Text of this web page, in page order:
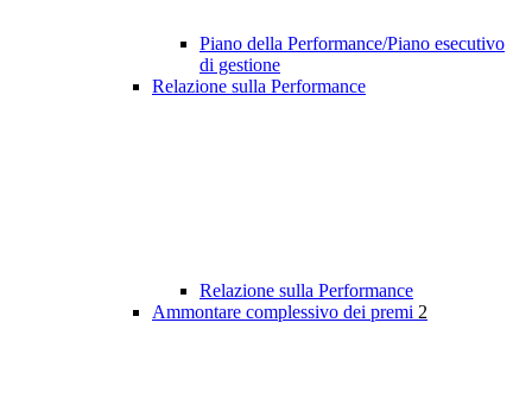
Piano della Performance/Piano esecutivo
di gestione
Relazione sulla Performance
Relazione sulla Performance
Ammontare complessivo dei premi 2